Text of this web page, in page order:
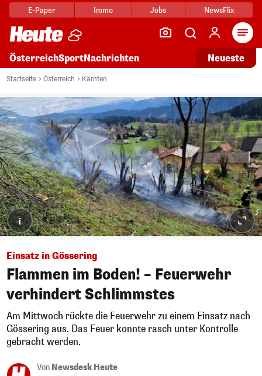
E-Paper Immo Jobs NewsFlix
ÖsterreichSportNachrichten Neueste
Startseite Österreich Kärnten
i
Einsatz in Gössering
Flammen im Boden! – Feuerwehr
verhindert Schlimmstes
Am Mittwoch rückte die Feuerwehr zu einem Einsatz nach
Gössering aus. Das Feuer konnte rasch unter Kontrolle
gebracht werden.
Von Newsdesk Heute